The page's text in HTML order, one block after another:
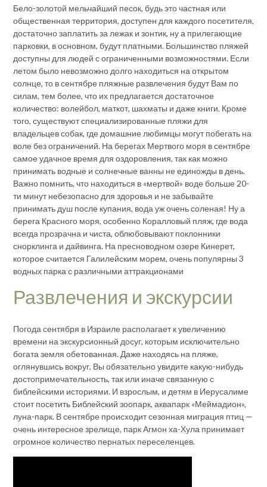
Бело-золотой мельчайший песок, будь это частная или
общественная территория, доступен для каждого посетителя,
достаточно заплатить за лежак и зонтик, ну а прилегающие
парковки, в основном, будут платными. Большинство пляжей
доступны для людей с ограниченными возможностями. Если
летом было невозможно долго находиться на открытом
солнце, то в сентябре пляжные развлечения будут Вам по
силам, тем более, что их предлагается достаточное
количество: волейбол, маткот, шахматы и даже книги. Кроме
того, существуют специализированные пляжи для
владельцев собак, где домашние любимцы могут побегать на
воле без ограничений. На берегах Мертвого моря в сентябре
самое удачное время для оздоровления, так как можно
принимать водные и солнечные ванны не единожды в день.
Важно помнить, что находиться в «мертвой» воде больше 20-
ти минут небезопасно для здоровья и не забывайте
принимать душ после купания, вода уж очень соленая! Ну а
берега Красного моря, особенно Коралловый пляж, где вода
всегда прозрачна и чиста, облюбовывают поклонники
снорклинга и дайвинга. На пресноводном озере Кинерет,
которое считается Галилейским морем, очень популярны 3
водных парка с различными аттракционами
Развлечения и экскурсии
Погода сентября в Израиле располагает к увеличению
времени на экскурсионный досуг, которым исключительно
богата земля обетованная. Даже находясь на пляже,
оглянувшись вокруг, Вы обязательно увидите какую-нибудь
достопримечательность, так или иначе связанную с
библейскими историями. И взрослым, и детям в Иерусалиме
стоит посетить Библейский зоопарк, аквапарк «Меймадион»,
луна-парк. В сентябре происходит сезонная миграция птиц —
очень интересное зрелище, парк Агмон ха-Хула принимает
огромное количество пернатых переселенцев.